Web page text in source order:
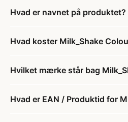
Hvad er navnet på produktet?
Hvad koster Milk_Shake
Hvilket mærke står bag
Hvad er EAN / Produktid for